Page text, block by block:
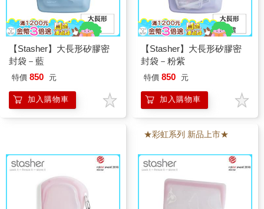
【Stasher】大長形矽膠密
封袋－藍
特價 850 元
加入購物車
【Stasher】大長形矽膠密
封袋－粉紫
特價 850 元
加入購物車
★彩虹系列 新品上市★